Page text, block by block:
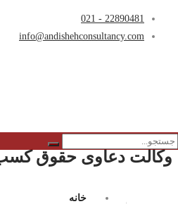
22890481 - 021
info@andishehconsultancy.com
وکالت دعاوی حقوق کسب
خانه